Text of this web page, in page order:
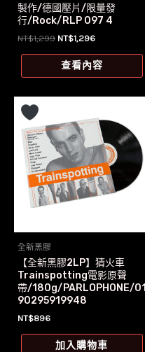
製作/德國壓片/限量發
行/Rock/RLP 097 4
NT$1,299 原
價
格：
NT$1,296目
價
格：
查看內容
全新黑膠
【全新黑膠2LP】猜火車
Trainspotting電影原聲
帶/180g/PARLOPHONE/01
90295919948
NT$896
加入購物車